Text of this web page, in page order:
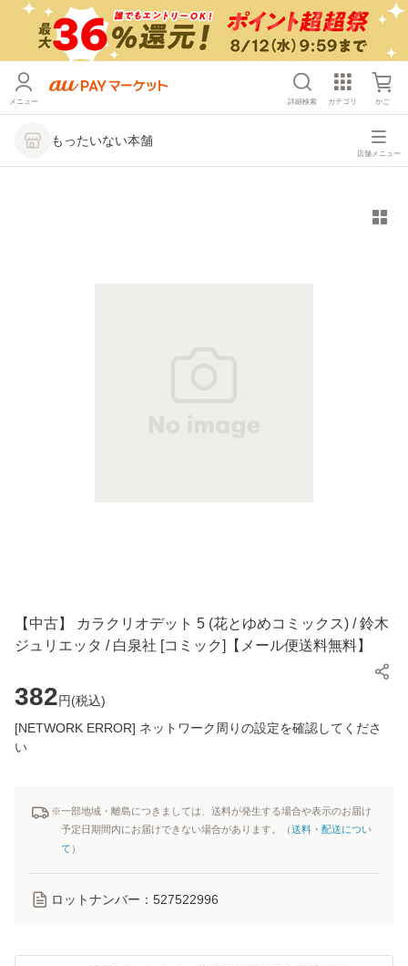
メニュー 詳細検索 カテゴリ かご
もったいない本舗
店舗メニュー
【中古】 カラクリオデット 5 (花とゆめコミックス) / 鈴木
ジュリエッタ / 白泉社 [コミック]【メール便送料無料】
382円(税込)
[NETWORK ERROR] ネットワーク周りの設定を確認してくださ
い
※一部地域・離島につきましては、送料が発生する場合や表示のお届け
予定日期間内にお届けできない場合があります。（送料・配送につい
て ）
ロットナンバー： 527522996